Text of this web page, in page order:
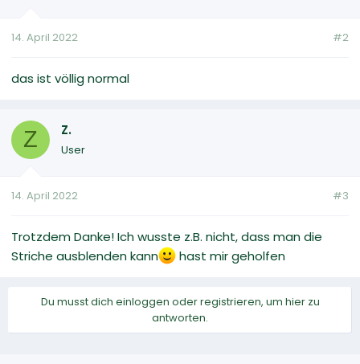
14. April 2022 #2
das ist völlig normal
Z Z.
User
14. April 2022 #3
Trotzdem Danke! Ich wusste z.B. nicht, dass man die
Striche ausblenden kann
hast mir geholfen
Du musst dich einloggen oder registrieren, um hier zu
antworten.